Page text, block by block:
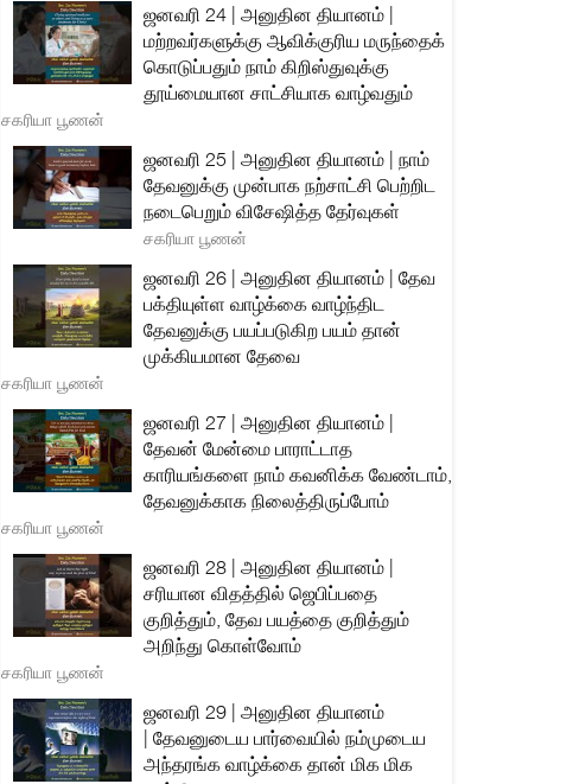
ஜனவரி 24 | அனுதின தியானம் |
மற்றவர்களுக்கு ஆவிக்குரிய மருந்தைக்
கொடுப்பதும் நாம் கிறிஸ்துவுக்கு
தூய்மையான சாட்சியாக வாழ்வதும்
சகரியா பூணன்
ஜனவரி 25 | அனுதின தியானம் | நாம்
தேவனுக்கு முன்பாக நற்சாட்சி பெற்றிட
நடைபெறும் விசேஷித்த தேர்வுகள்
சகரியா பூணன்
ஜனவரி 26 | அனுதின தியானம் | தேவ
பக்தியுள்ள வாழ்க்கை வாழ்ந்திட
தேவனுக்கு பயப்படுகிற பயம் தான்
முக்கியமான தேவை
சகரியா பூணன்
ஜனவரி 27 | அனுதின தியானம் |
தேவன் மேன்மை பாராட்டாத
காரியங்களை நாம் கவனிக்க வேண்டாம்,
தேவனுக்காக நிலைத்திருப்போம்
சகரியா பூணன்
ஜனவரி 28 | அனுதின தியானம் |
சரியான விதத்தில் ஜெபிப்பதை
குறித்தும், தேவ பயத்தை குறித்தும்
அறிந்து கொள்வோம்
சகரியா பூணன்
ஜனவரி 29 | அனுதின தியானம்
| தேவனுடைய பார்வையில் நம்முடைய
அந்தரங்க வாழ்க்கை தான் மிக மிக